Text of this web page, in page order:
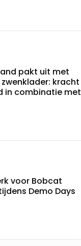
pakt uit met
kracht
in combinatie met
voor Bobcat
Demo Days